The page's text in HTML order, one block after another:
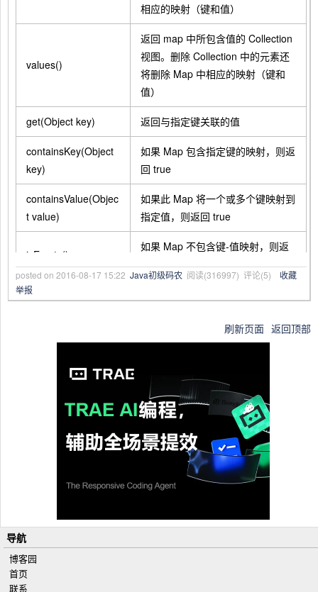
相应的映射（键和值）
values()
返回 map 中所包含值的 Collection
视图。删除 Collection 中的元素还
将删除 Map 中相应的映射（键和
值）
get(Object key) 返回与指定键关联的值
containsKey(Object
key)
如果 Map 包含指定键的映射，则返
回 true
containsValue(Objec
t value)
如果此 Map 将一个或多个键映射到
指定值，则返回 true
isEmpty()
如果 Map 不包含键-值映射，则返
回 true
size()
posted on 2016-08-17 15:22 Java初级码农 阅读(316997) 评论(5) 收藏
举报
刷新页面 返回顶部
导航
博客园
首页
联系